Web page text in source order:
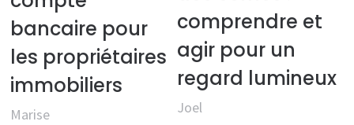
bancaire pour
les propriétaires
immobiliers
Marise
comprendre et
agir pour un
regard lumineux
Joel